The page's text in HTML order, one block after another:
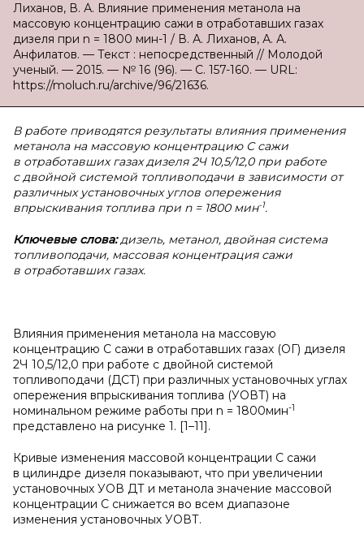
Лиханов, В. А. Влияние применения метанола на
массовую концентрацию сажи в отработавших газах
дизеля при n = 1800 мин-1 / В. А. Лиханов, А. А.
Анфилатов. — Текст : непосредственный // Молодой
ученый. — 2015. — № 16 (96). — С. 157-160. — URL:
https://moluch.ru/archive/96/21636.
В работе приводятся результаты влияния применения
метанола на массовую концентрацию С сажи
в отработавших газах дизеля 2Ч 10,5/12,0 при работе
с двойной системой топливоподачи в зависимости от
различных установочных углов опережения
впрыскивания топлива при n = 1800 мин-1.
Ключевые слова: дизель, метанол, двойная система
топливоподачи, массовая концентрация сажи
в отработавших газах.
Влияния применения метанола на массовую
концентрацию С сажи в отработавших газах (ОГ) дизеля
2Ч 10,5/12,0 при работе с двойной системой
топливоподачи (ДСТ) при различных установочных углах
опережения впрыскивания топлива (УОВТ) на
номинальном режиме работы при n = 1800мин-1
представлено на рисунке 1. [1–11].
Кривые изменения массовой концентрации С сажи
в цилиндре дизеля показывают, что при увеличении
установочных УОВ ДТ и метанола значение массовой
концентрации С снижается во всем диапазоне
изменения установочных УОВТ.